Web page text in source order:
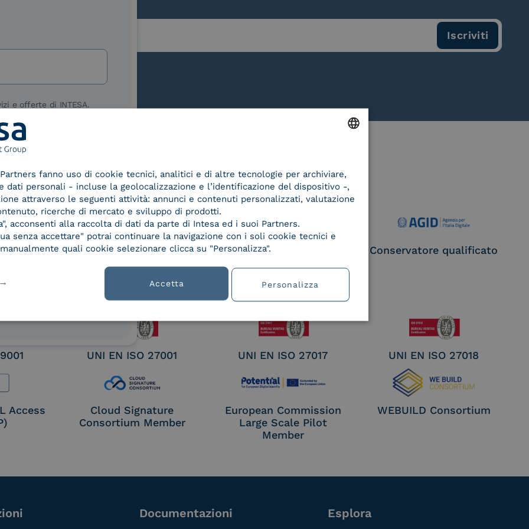
Trust
/
Service Provider e
Service Provider e
Conservatore qualificato
UNI EN ISO 27001 UNI EN ISO 27017 UNI EN ISO 27018
Access
Cloud Signature
Consortium Member
European Commission
Large Scale Pilot
Member
WEBUILD Consortium
e offerte di INTESA.
di INTESA.
inviando una e-mail
se non si desidera ricevere
facendo clic sul
e-mail.
nelle Norme di tutela della
di aver letto e compreso
Documentazioni Esplora
ITALIAN
fanno uso di cookie tecnici, analitici e di altre tecnologie per archiviare,
dati personali - incluse la geolocalizzazione e l’identificazione del dispositivo -,
attraverso le seguenti attività: annunci e contenuti personalizzati, valutazione
ricerche di mercato e sviluppo di prodotti.
acconsenti alla raccolta di dati da parte di Intesa ed i suoi Partners.
senza accettare" potrai continuare la navigazione con i soli cookie tecnici e
quali cookie selezionare clicca su "Personalizza".
Accetta Personalizza